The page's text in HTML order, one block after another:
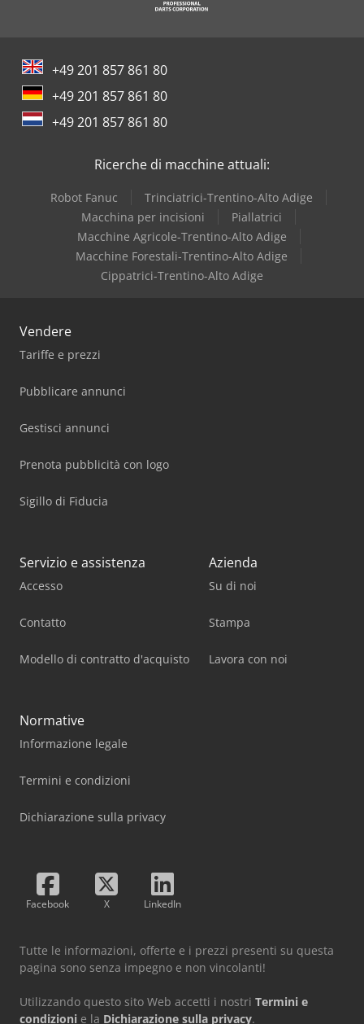
+49 201 857 861 80
+49 201 857 861 80
+49 201 857 861 80
Ricerche di macchine attuali:
Robot Fanuc
Trinciatrici-Trentino-Alto Adige
Macchina per incisioni
Piallatrici
Macchine Agricole-Trentino-Alto Adige
Macchine Forestali-Trentino-Alto Adige
Cippatrici-Trentino-Alto Adige
Vendere
Tariffe e prezzi
Pubblicare annunci
Gestisci annunci
Prenota pubblicità con logo
Sigillo di Fiducia
Servizio e assistenza
Accesso
Contatto
Modello di contratto d'acquisto
Azienda
Su di noi
Stampa
Lavora con noi
Normative
Informazione legale
Termini e condizioni
Dichiarazione sulla privacy
Facebook X LinkedIn
Tutte le informazioni, offerte e i prezzi presenti su questa
pagina sono senza impegno e non vincolanti!
Utilizzando questo sito Web accetti i nostri Termini e
condizioni e la Dichiarazione sulla privacy.